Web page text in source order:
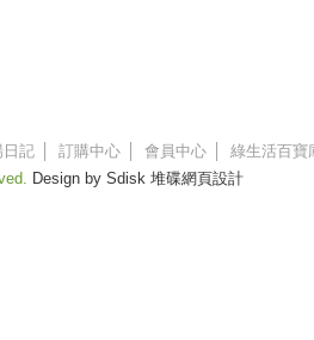
日記 訂購中心 會員中心 綠生活百寶
Design by Sdisk 堆碟網頁設計